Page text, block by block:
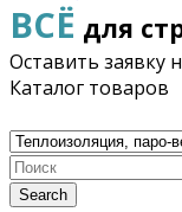
ВСЁ для
Оставить заявку
Каталог товаров
Search